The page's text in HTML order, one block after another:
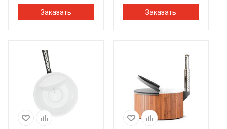
Заказать Заказать